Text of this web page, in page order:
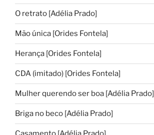
O retrato [Adélia Prado]
Mão única [Orides Fontela]
Herança [Orides Fontela]
CDA (imitado) [Orides Fontela]
Mulher querendo ser boa [Adélia Prado]
Briga no beco [Adélia Prado]